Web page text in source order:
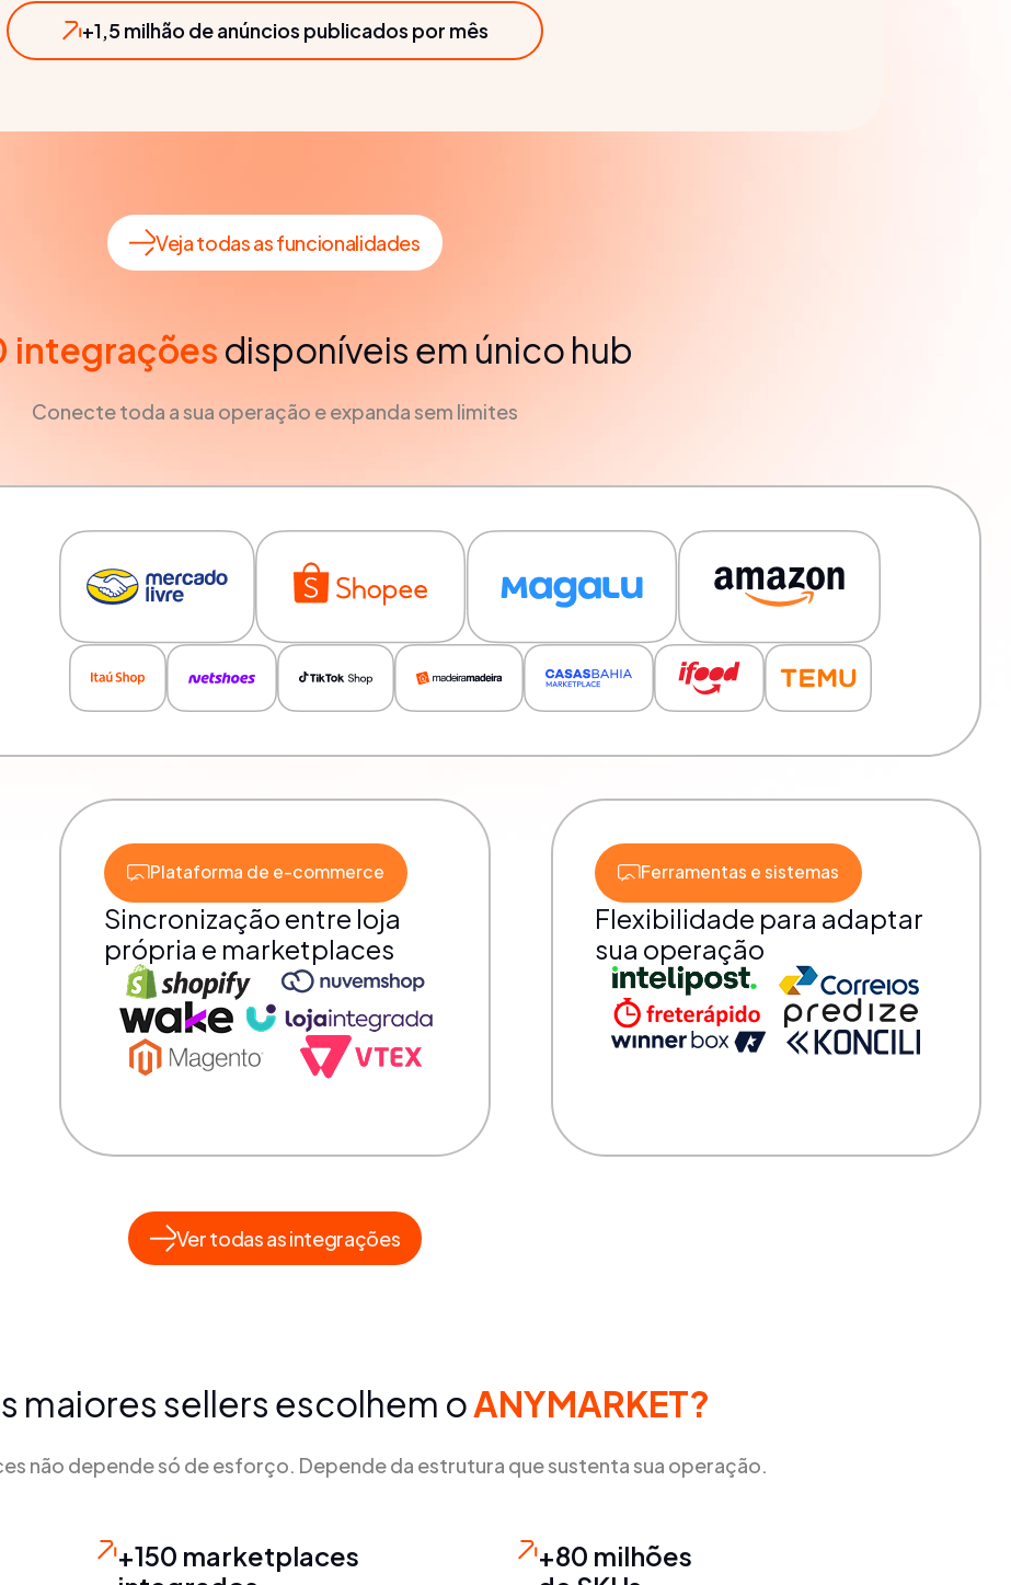
+1,5 milhão de anúncios publicados por mês
Veja todas as funcionalidades
integrações disponíveis em único hub
Conecte toda a sua operação e expanda sem limites
Plataforma de e-commerce
Sincronização entre loja
própria e marketplaces
Ferramentas e sistemas
Flexibilidade para adaptar
sua operação
Ver todas as integrações
maiores sellers escolhem oANYMARKET?
não depende só de esforço. Depende da estrutura que sustenta sua operação.
+150 marketplaces
+80 milhões